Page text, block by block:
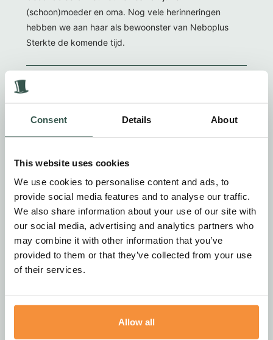
Consent Details About
This website uses cookies
We use cookies to personalise content and ads, to
provide social media features and to analyse our traffic.
We also share information about your use of our site with
our social media, advertising and analytics partners who
may combine it with other information that you’ve
provided to them or that they’ve collected from your use
of their services.
Allow all
(schoon)moeder en oma. Nog vele herinneringen
hebben we aan haar als bewoonster van Neboplus
Sterkte de komende tijd.
Martha en Dick Groeneveld
2 jaar geleden
Aan de familie van Miep en Koen, Miep en Koen waren
goede herinneringen aan hen. Welgemeende
condoleances bij het overlijden van Miep voor de
families Blokland en Hol. Van Martha en Dick
Groeneveld, Barneveld
H. Bleijenberg
2 jaar geleden
Van harte gecondoleerd met het verlies van jullie lieve
moeder. Toen ze op NEBO kwam wonen heb ik haar